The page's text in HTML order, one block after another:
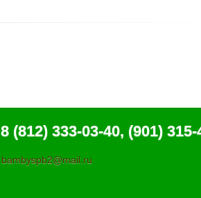
8 (812) 333-03-40, (901) 315-
bambyspb2@mail.ru